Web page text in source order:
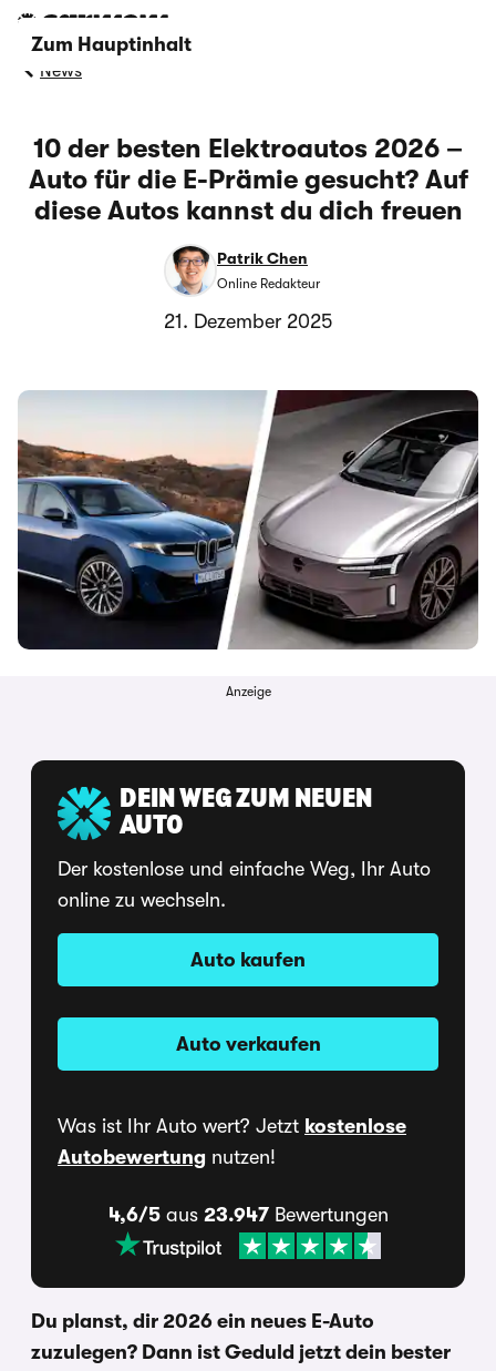
Zum Hauptinhalt
News
10 der besten Elektroautos 2026 –
Auto für die E-Prämie gesucht? Auf
diese Autos kannst du dich freuen
Patrik Chen
Online Redakteur
21. Dezember 2025
Anzeige
DEIN WEG ZUM NEUEN
AUTO
Der kostenlose und einfache Weg, Ihr Auto
online zu wechseln.
Auto kaufen
Auto verkaufen
Was ist Ihr Auto wert? Jetzt kostenlose
Autobewertung nutzen!
4,6/5aus 23.947Bewertungen
Du planst, dir 2026 ein neues E-Auto
zuzulegen? Dann ist Geduld jetzt dein bester